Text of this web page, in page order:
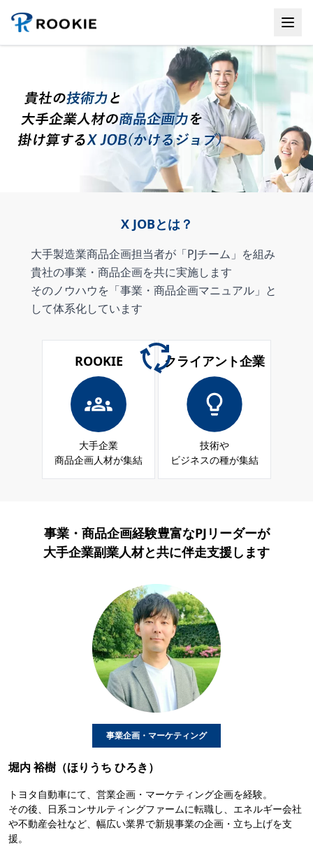
ROOKIE
大手企業
商品企画人材が集結
クライアント企業
技術や
ビジネスの種が集結
X JOBとは？
大手製造業商品企画担当者が「PJチーム」を組み
貴社の事業・商品企画を共に実施します
そのノウハウを「事業・商品企画マニュアル」と
して体系化しています
事業・商品企画経験豊富なPJリーダーが
大手企業副業人材と共に伴走支援します
事業企画・マーケティング
堀内 裕樹（ほりうち ひろき）
トヨタ自動車にて、営業企画・マーケティング企画を経験。
その後、日系コンサルティングファームに転職し、エネルギー会社
や不動産会社など、幅広い業界で新規事業の企画・立ち上げを支
援。